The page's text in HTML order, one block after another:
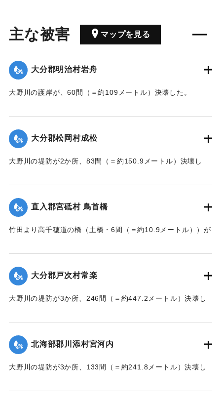
主な被害 マップを見る
大分郡明治村岩舟
大野川の護岸が、60間（＝約109メートル）決壊した。
｜固有コード:
大分郡松岡村成松
大野川の堤防が2か所、83間（＝約150.9メートル）決壊し
｜固有コード: 002680208
直入郡宮砥村 鳥首橋
竹田より高千穂道の橋（土橋・6間（＝約10.9メートル））が
｜固有コード: 002680202
大分郡戸次村常楽
大野川の堤防が3か所、246間（＝約447.2メートル）決壊し
｜固有コード: 002680204
北海部郡川添村宮河内
大野川の堤防が3か所、133間（＝約241.8メートル）決壊し